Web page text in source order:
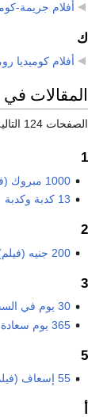
أفلام جريمة-
ك
أفلام كوميديا
المقالات
الصفحات 124 التالية مصنّفة بهذا التصنيف، من إجمالي 124.
1
1000 مبروك (فيلم)
13 كدبة وكدبة
2
200 جنيه (فيلم)
3
30 يوم في السجن (فيلم)
365 يوم سعادة
5
55 إسعاف (فيلم)